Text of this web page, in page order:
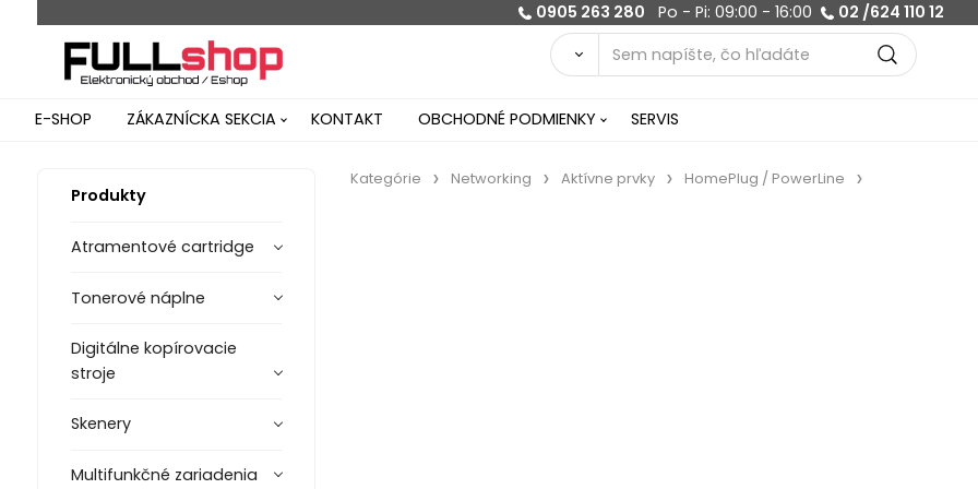
0905 263 280 Po - Pi: 09:00 - 16:00 02 /624 110 12
E-SHOP ZÁKAZNÍCKA SEKCIA KONTAKT OBCHODNÉ PODMIENKY SERVIS
Produkty
Atramentové cartridge
Tonerové náplne
Digitálne kopírovacie
stroje
Skenery
Multifunkčné zariadenia
Kategórie Networking Aktívne prvky HomePlug / PowerLine